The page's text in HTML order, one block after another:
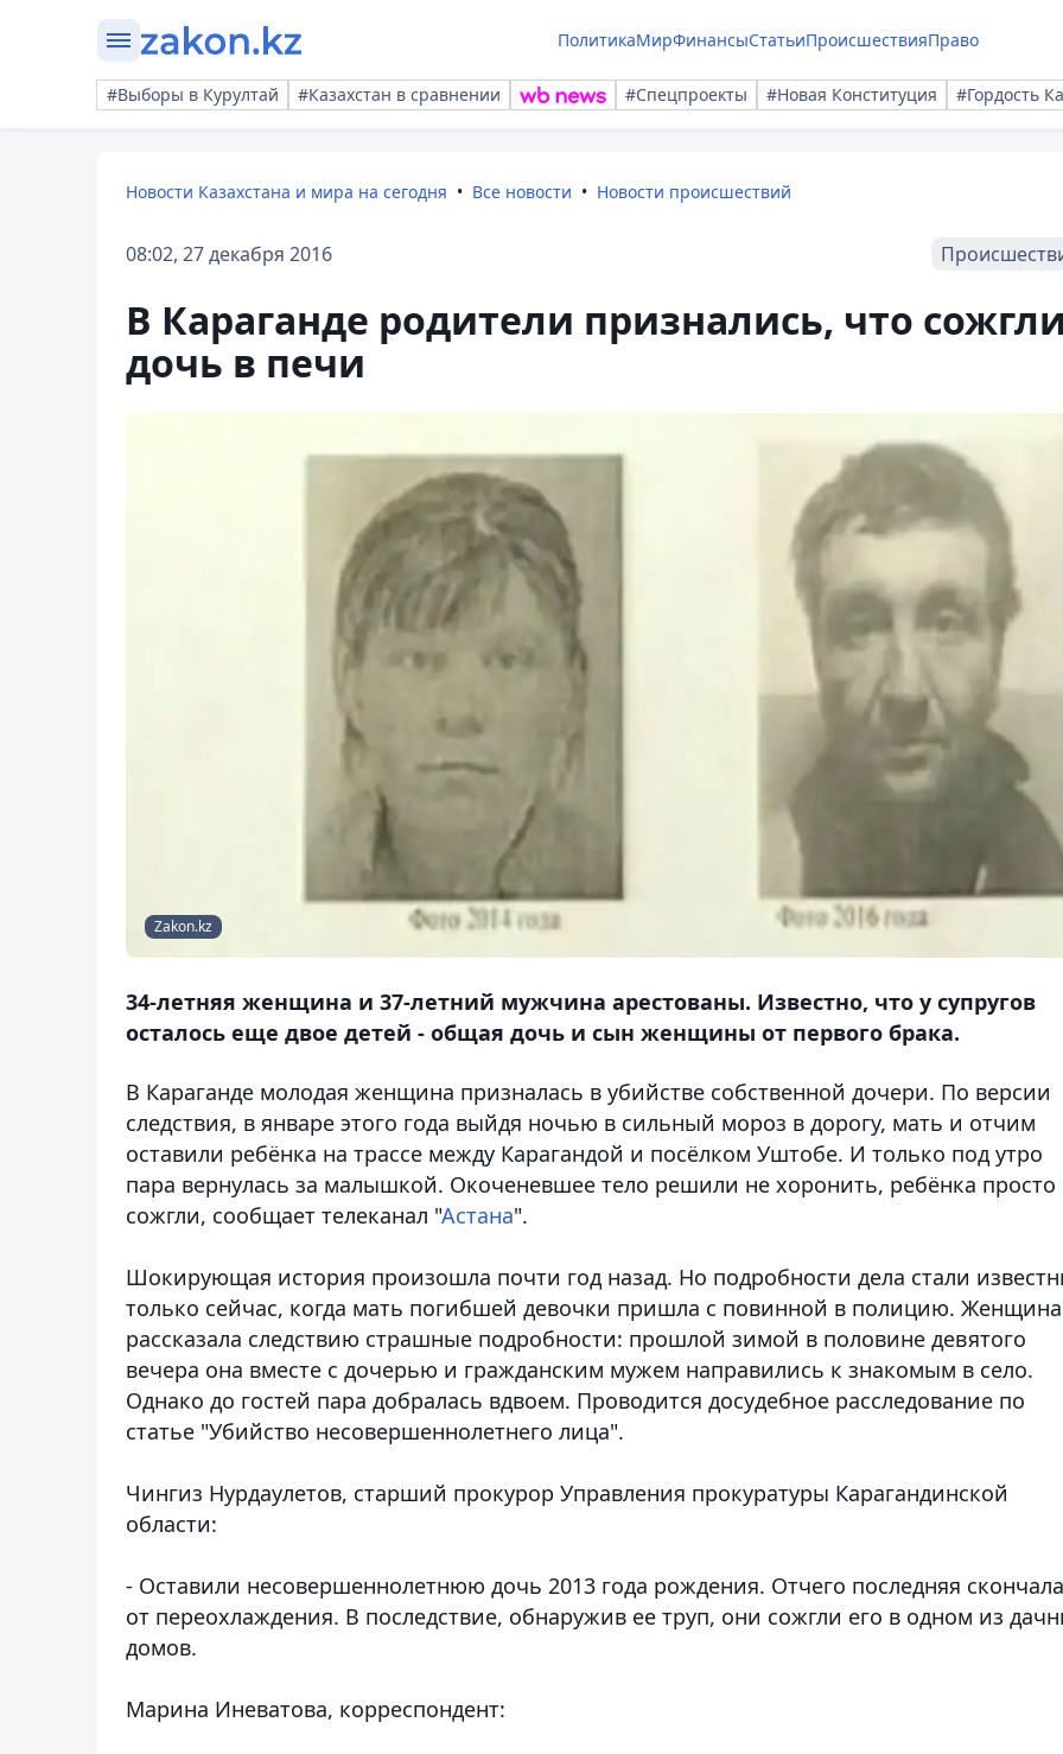
ПолитикаМирФинансыСтатьиПроисшествияПраво
#Выборы в Курултай #Казахстан в сравнении #Спецпроекты #Новая Конституция #Гордость
Новости Казахстана и мира на сегодня Все новости Новости происшествий
08:02, 27 декабря 2016
В Караганде родители признались, что
дочь в печи
Zakon.kz
34-летняя женщина и 37-летний мужчина арестованы. Известно, что у супругов
осталось еще двое детей - общая дочь и сын женщины от первого брака.
В Караганде молодая женщина призналась в убийстве собственной дочери. По версии
следствия, в январе этого года выйдя ночью в сильный мороз в дорогу, мать и отчим
оставили ребёнка на трассе между Карагандой и посёлком Уштобе. И только под утро
пара вернулась за малышкой. Окоченевшее тело решили не хоронить, ребёнка просто
сожгли, сообщает телеканал "Астана".
Шокирующая история произошла почти год назад. Но подробности дела стали
только сейчас, когда мать погибшей девочки пришла с повинной в полицию. Женщина
рассказала следствию страшные подробности: прошлой зимой в половине девятого
вечера она вместе с дочерью и гражданским мужем направились к знакомым в село.
Однако до гостей пара добралась вдвоем. Проводится досудебное расследование по
статье "Убийство несовершеннолетнего лица".
Чингиз Нурдаулетов, старший прокурор Управления прокуратуры Карагандинской
области:
- Оставили несовершеннолетнюю дочь 2013 года рождения. Отчего последняя
от переохлаждения. В последствие, обнаружив ее труп, они сожгли его в одном из
домов.
Марина Иневатова, корреспондент: